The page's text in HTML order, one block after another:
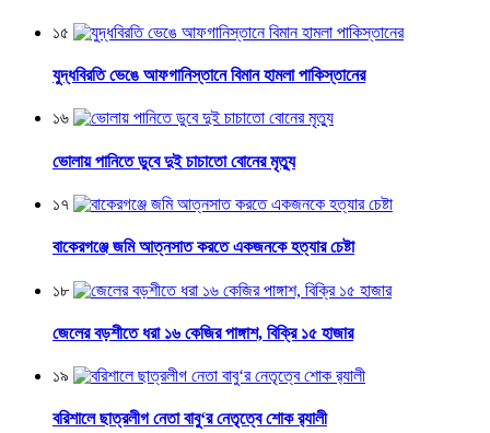
১৫
যুদ্ধবিরতি ভেঙে আফগানিস্তানে বিমান হামলা পাকিস্তানের
১৬
ভোলায় পানিতে ডুবে দুই চাচাতো বোনের মৃত্যু
১৭
বাকেরগঞ্জে জমি আত্নসাত করতে একজনকে হত্যার চেষ্টা
১৮
জেলের বড়শীতে ধরা ১৬ কেজির পাঙ্গাশ, বিক্রি ১৫ হাজার
১৯
বরিশালে ছাত্রলীগ নেতা বাবু‘র নেতৃত্বে শোক র‌্যালী